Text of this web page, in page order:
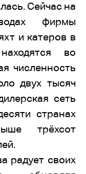
Сейчас на
фирмы
и катеров в
во
численность
двух тысяч
сеть
странах
трёхсот
радует своих